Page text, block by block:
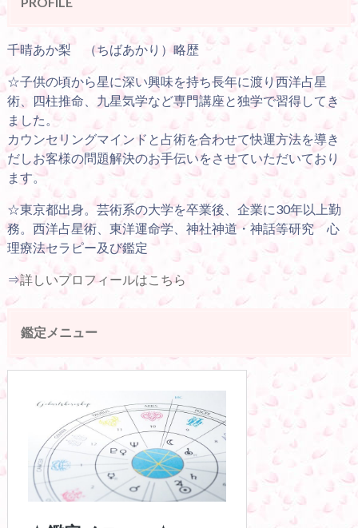
千晴あか梨 （ちばあかり）略歴
☆子供の頃から星に深い興味を持ち長年に渡り西洋占星
術、四柱推命、九星気学など専門講座と独学で習得してき
ました。
カウンセリングマインドと占術を合わせて快運方法を導き
だしお客様の問題解決のお手伝いをさせていただいており
ます。
☆東京都出身。芸術系の大学を卒業後、企業に30年以上勤
務。西洋占星術、東洋運命学、神社神道・神話等研究 心
理療法セラピー及び鑑定
⇒詳しいプロフィールはこちら
鑑定メニュー